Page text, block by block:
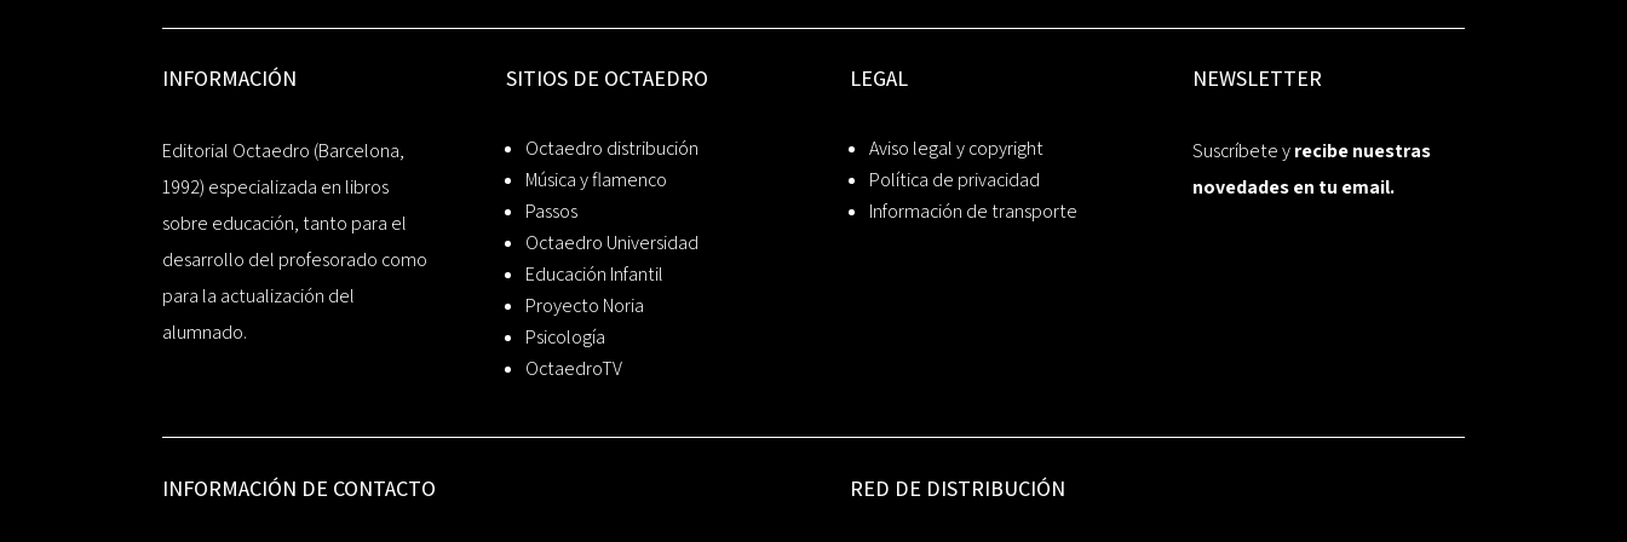
INFORMACIÓN
Editorial Octaedro (Barcelona,
1992) especializada en libros
sobre educación, tanto para el
desarrollo del profesorado como
para la actualización del
alumnado.
SITIOS DE OCTAEDRO
Octaedro distribución
Música y flamenco
Passos
Octaedro Universidad
Educación Infantil
Proyecto Noria
Psicología
OctaedroTV
LEGAL
Aviso legal y copyright
Política de privacidad
Información de transporte
NEWSLETTER
Suscríbete yrecibe nuestras
novedades en tu email.
INFORMACIÓN DE CONTACTO RED DE DISTRIBUCIÓN